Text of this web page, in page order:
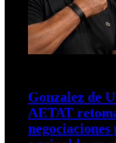
Gonzalez de
AETAT